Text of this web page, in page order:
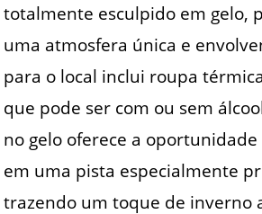
totalmente esculpido em gelo,
uma atmosfera única e
para o local inclui roupa
que pode ser com ou sem
no gelo oferece a
em uma pista especialmente
trazendo um toque de inverno